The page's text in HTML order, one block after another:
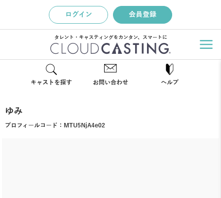
ログイン 会員登録
タレント・キャスティングをカンタン、スマートに
キャストを探す お問い合わせ ヘルプ
ゆみ
プロフィールコード： MTU5NjA4e02